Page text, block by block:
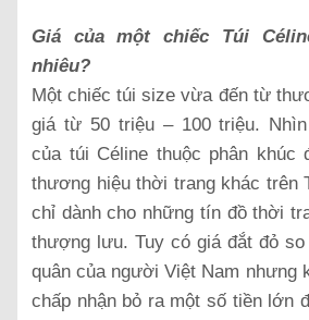
Giá của một chiếc Túi
nhiêu?
Một chiếc túi size vừa đến từ
giá từ 50 triệu – 100 triệu.
của túi Céline thuộc phân khúc
thương hiệu thời trang khác trên
chỉ dành cho những tín đồ thời
thượng lưu. Tuy có giá đắt đỏ
quân của người Việt Nam nhưng
chấp nhận bỏ ra một số tiền lớn